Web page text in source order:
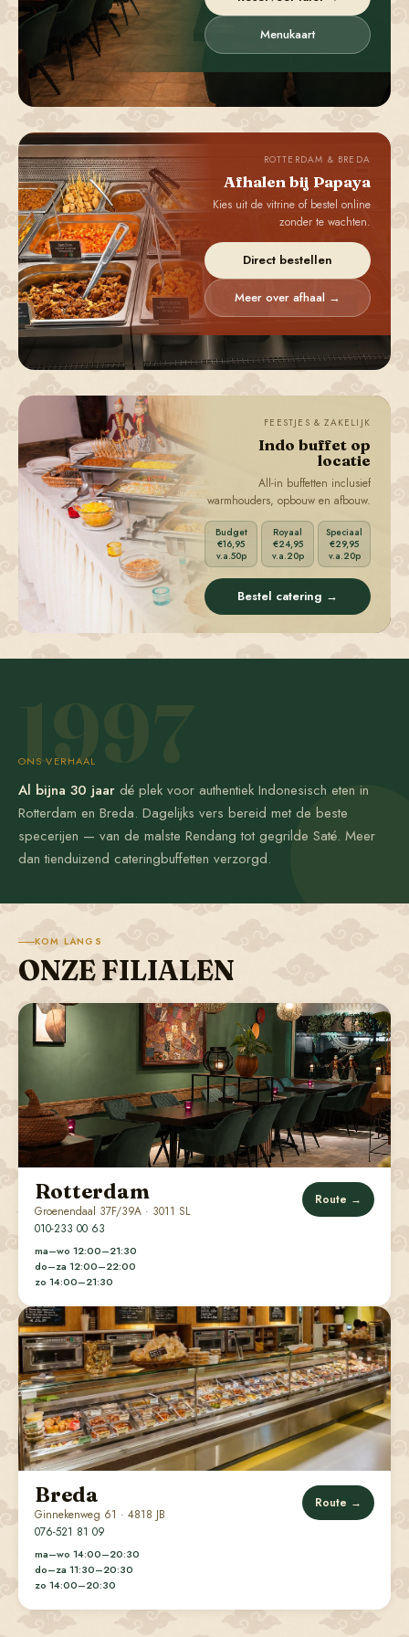
Menukaart
ROTTERDAM & BREDA
Afhalen bij Papaya
Kies uit de vitrine of bestel online
zonder te wachten.
Direct bestellen
Meer over afhaal →
FEESTJES & ZAKELIJK
Indo buffet op
locatie
All-in buffetten inclusief
warmhouders, opbouw en afbouw.
Budget
€16,95
v.a.50p
Royaal
€24,95
v.a.20p
Speciaal
€29,95
v.a.20p
Bestel catering →
1997
ONS VERHAAL
Al bijna 30 jaar dé plek voor authentiek Indonesisch eten in
Rotterdam en Breda. Dagelijks vers bereid met de beste
specerijen — van de malste Rendang tot gegrilde Saté. Meer
dan tienduizend cateringbuffetten verzorgd.
KOM LANGS
ONZE FILIALEN
Rotterdam
Groenendaal 37F/39A · 3011 SL
010-233 00 63
ma–wo 12:00–21:30
do–za 12:00–22:00
zo 14:00–21:30
Route →
Breda
Ginnekenweg 61 · 4818 JB
076-521 81 09
ma–wo 14:00–20:30
do–za 11:30–20:30
zo 14:00–20:30
Route →